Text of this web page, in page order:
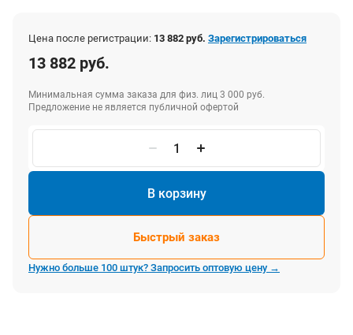
Цена после регистрации: 13 882 руб. Зарегистрироваться
13 882 руб.
Минимальная сумма заказа для физ. лиц 3 000 руб.
Предложение не является публичной офертой
В корзину
Быстрый заказ
Нужно больше 100 штук? Запросить оптовую цену →